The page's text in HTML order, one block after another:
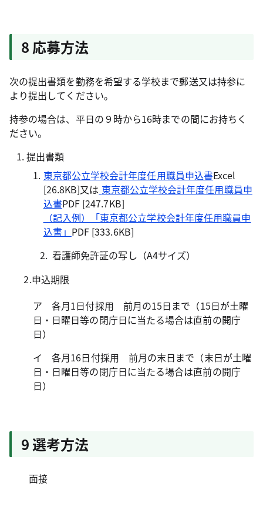
8 応募方法
次の提出書類を勤務を希望する学校まで郵送又は持参に
より提出してください。
持参の場合は、平日の９時から16時までの間にお持ちく
ださい。
提出書類
東京都公立学校会計年度任用職員申込書Excel
[26.8KB]又は 東京都公立学校会計年度任用職員申
込書PDF [247.7KB]
（記入例）「東京都公立学校会計年度任用職員申
込書」 PDF [333.6KB]
看護師免許証の写し（A4サイズ）
2.申込期限
ア 各月1日付採用 前月の15日まで（15日が土曜
日・日曜日等の閉庁日に当たる場合は直前の開庁
日）
イ 各月16日付採用 前月の末日まで（末日が土曜
日・日曜日等の閉庁日に当たる場合は直前の開庁
日）
9 選考方法
面接